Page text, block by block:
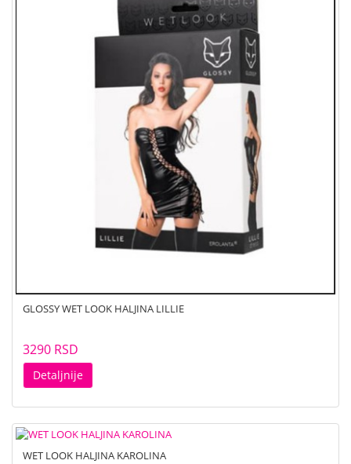
GLOSSY WET LOOK HALJINA LILLIE
3290 RSD
Detaljnije
WET LOOK HALJINA KAROLINA